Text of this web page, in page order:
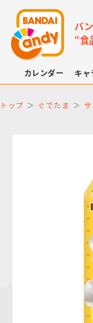
バ
“食
カレンダー キャ
LINK
チョコボッ
トップ ぐでたま